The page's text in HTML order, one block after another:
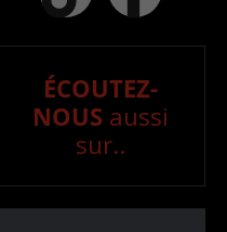
ÉCOUTEZ-
NOUS aussi
sur..